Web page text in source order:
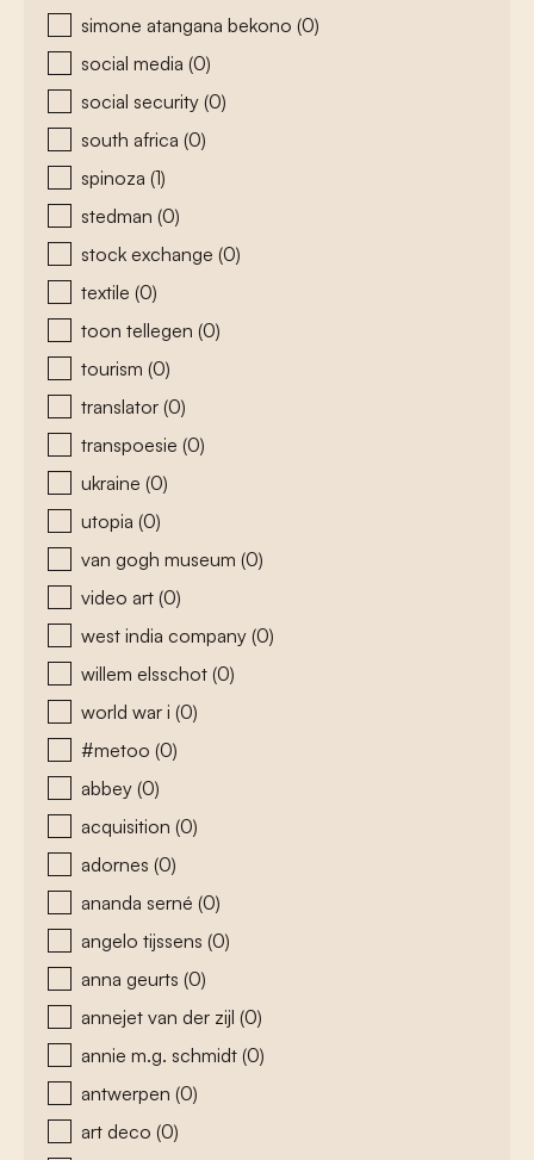
simone atangana bekono (0)
social media (0)
social security (0)
south africa (0)
spinoza (1)
stedman (0)
stock exchange (0)
textile (0)
toon tellegen (0)
tourism (0)
translator (0)
transpoesie (0)
ukraine (0)
utopia (0)
van gogh museum (0)
video art (0)
west india company (0)
willem elsschot (0)
world war i (0)
#metoo (0)
abbey (0)
acquisition (0)
adornes (0)
ananda serné (0)
angelo tijssens (0)
anna geurts (0)
annejet van der zijl (0)
annie m.g. schmidt (0)
antwerpen (0)
art deco (0)